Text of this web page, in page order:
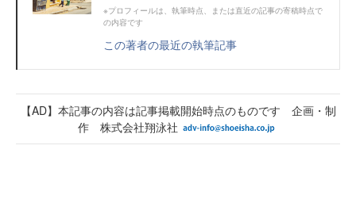
※プロフィールは、執筆時点、または直近の記事の寄稿時点で
の内容です
この著者の最近の執筆記事
【AD】本記事の内容は記事掲載開始時点のものです 企画・制
作 株式会社翔泳社